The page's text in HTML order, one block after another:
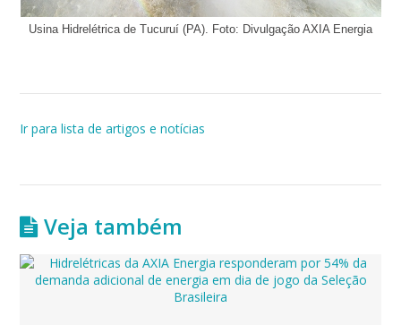
Usina Hidrelétrica de Tucuruí (PA). Foto: Divulgação AXIA Energia
Ir para lista de artigos e notícias
Veja também